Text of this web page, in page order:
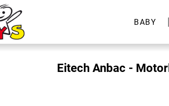
BABY
Eitech Anbac -